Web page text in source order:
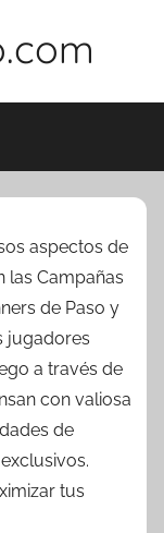
aspectos de
las Campañas
de Paso y
jugadores
a través de
con valiosa
de
tus